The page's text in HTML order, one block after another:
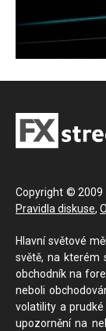
Copyright © 2009
Pravidla diskuse,
Hlavní světové
světě, na kterém
obchodník na
neboli
volatility a
upozornění na